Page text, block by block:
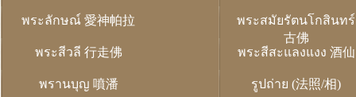
พระลักษณ์ 愛神帕拉
พระสมัยรัตนโกสินทร์
古佛
พระสีวลี 行走佛
พระสีสะแลงแงง 酒仙
พรานบุญ 噴潘 รูปถ่าย (法照/相)